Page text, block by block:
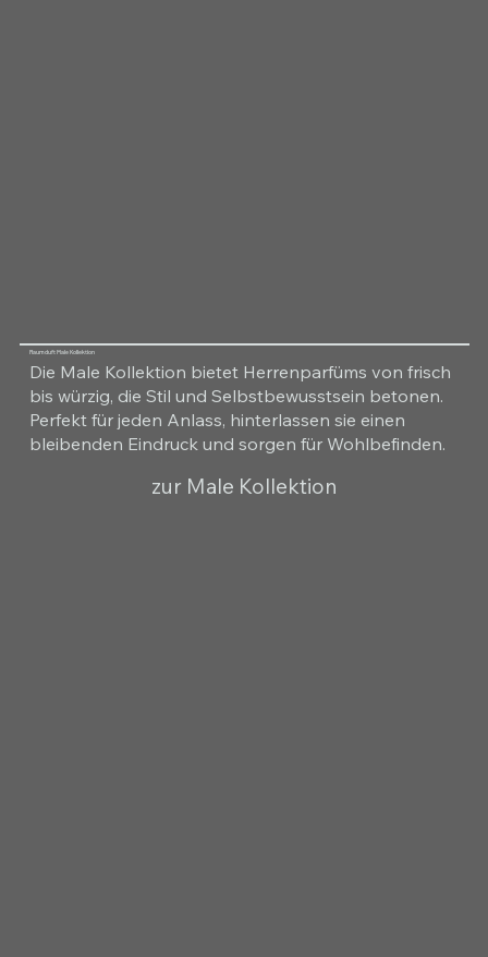
Raumduft Male Kollektion
Die Male Kollektion bietet Herrenparfüms von frisch
bis würzig, die Stil und Selbstbewusstsein betonen.
Perfekt für jeden Anlass, hinterlassen sie einen
bleibenden Eindruck und sorgen für Wohlbefinden.
zur Male Kollektion